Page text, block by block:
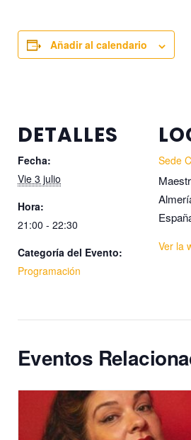
Añadir al calendario
DETALLES
Fecha:
Vie 3 julio
Hora:
21:00 - 22:30
Categoría del Evento:
Programación
Sede
Ver la
Eventos